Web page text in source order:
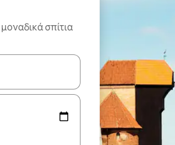
σπίτια
μπορείτε να πλοηγηθείτε στη